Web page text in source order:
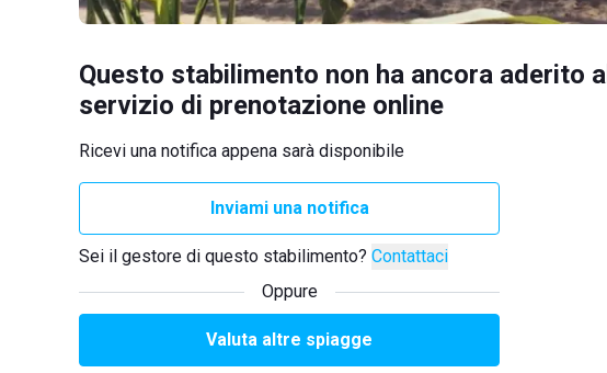
Questo stabilimento non ha ancora aderito al
servizio di prenotazione online
Ricevi una notifica appena sarà disponibile
Inviami una notifica
Sei il gestore di questo stabilimento? Contattaci
Oppure
Valuta altre spiagge